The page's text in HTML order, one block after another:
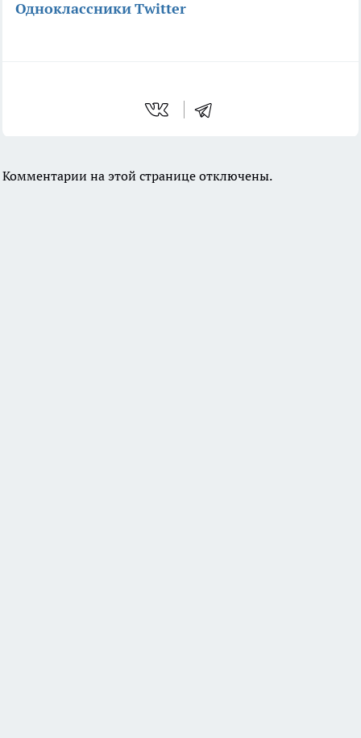
ОдноклассникиTwitter
Комментарии на этой странице отключены.